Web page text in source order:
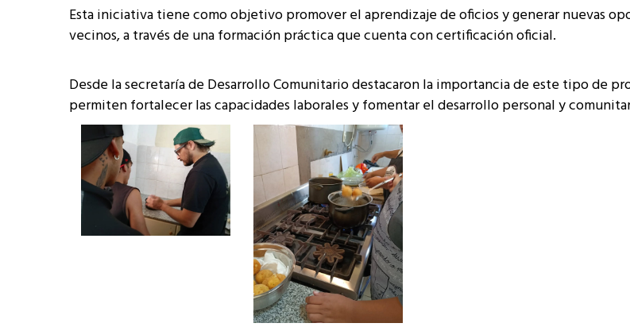
Esta iniciativa tiene como objetivo promover el aprendizaje de oficios y generar nuevas
vecinos, a través de una formación práctica que cuenta con certificación oficial.
Desde la secretaría de Desarrollo Comunitario destacaron la importancia de este tipo de
permiten fortalecer las capacidades laborales y fomentar el desarrollo personal y